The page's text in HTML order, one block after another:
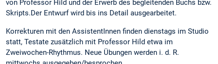
von Professor Hild und der Erwerb des begleitenden Buchs bzw.
Skripts.Der Entwurf wird bis ins Detail ausgearbeitet.
Korrekturen mit den AssistentInnen finden dienstags im Studio
statt, Testate zusätzlich mit Professor Hild etwa im
Zweiwochen-Rhythmus. Neue Übungen werden i. d. R.